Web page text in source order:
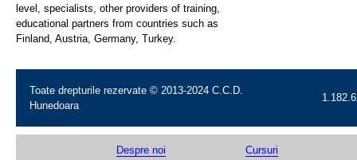
level, specialists, other providers of training,
educational partners from countries such as
Finland, Austria, Germany, Turkey.
Toate drepturile rezervate © 2013-2024 C.C.D.
Hunedoara
Despre noi Cursuri